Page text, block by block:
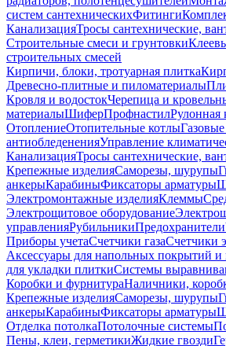
систем сантехническихФитинги
КанализацияТросы сантехнические,
Строительные смеси и грунтовки
строительных смесей
Кирпичи, блоки, тротуарная плитка
Древесно-плитные и пиломатериалы
Кровля и водостокЧерепица и
материалыШиферПрофнастилРулонная
ОтоплениеОтопительные котлы
антиобледененияУправление
КанализацияТросы сантехнические,
Крепежные изделияСаморезы, шурупы
анкерыКарабиныФиксаторы арматуры
Электромонтажные изделияКлеммы
Электрощитовое оборудование
управленияРубильникиПредохранители
Приборы учетаСчетчики газаСчетчики
Аксессуары для напольных покрытий и
для укладки плиткиСистемы
Коробки и фурнитураНаличники,
Крепежные изделияСаморезы, шурупы
анкерыКарабиныФиксаторы арматуры
Отделка потолкаПотолочные системы
Пены, клеи, герметикиЖидкие гвозди